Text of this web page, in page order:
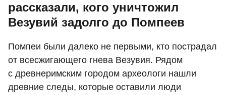
рассказали, кого уничтожил
Везувий задолго до Помпеев
Помпеи были далеко не первыми, кто пострадал
от всесжигающего гнева Везувия. Рядом
с древнеримским городом археологи нашли
древние следы, которые оставили люди